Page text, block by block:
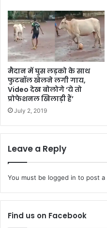
मैदान में घुस लड़को के साथ
फुटबॉल खेलने लगी गाय,
Video देख बोलोगे ‘ये तो
प्रोफेशनल खिलाड़ी हैं’
July 2, 2019
Leave a Reply
You must be logged in to post a
Find us on Facebook